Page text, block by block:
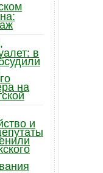
в
на
и